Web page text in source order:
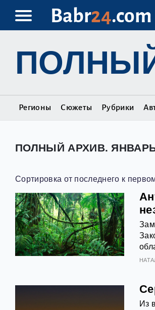
Babr24.com
Регионы Сюжеты Рубрики
ПОЛНЫЙ АРХИВ. ЯНВАРЬ
Сортировка от последнего к
Из